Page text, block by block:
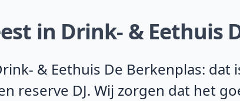
in Drink- & Eethuis
& Eethuis De Berkenplas: dat
reserve DJ. Wij zorgen dat het